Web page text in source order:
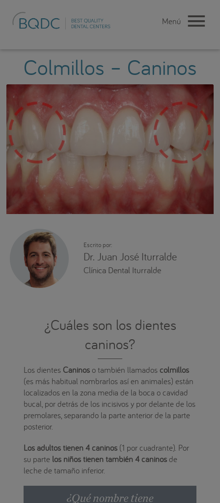
Colmillos – Caninos
Escrito por:
Dr. Juan José Iturralde
Clínica Dental Iturralde
¿Cuáles son los dientes
caninos?
Los dientes Caninoso también llamadoscolmillos
(es más habitual nombrarlos así en animales) están
localizados en la zona media de la boca o cavidad
bucal, por detrás de los incisivos y por delante de los
premolares, separando la parte anterior de la parte
posterior.
Los adultos tienen 4 caninos(1 por cuadrante). Por
su parte los niños tienen también 4 caninosde
leche de tamaño inferior.